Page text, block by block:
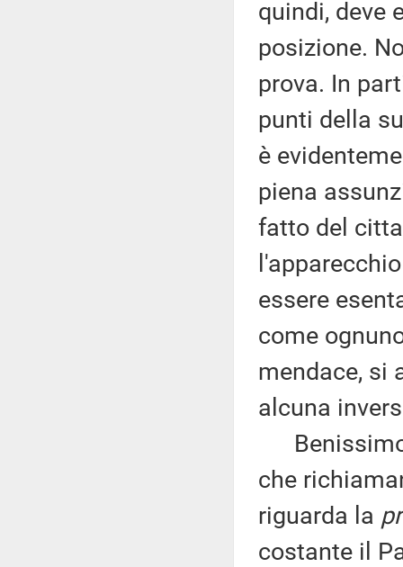
quindi, deve
posizione.
prova. In
punti della
è
piena
fatto del
essere
come
mendace, si
alcuna
Benissimo
che
riguarda la
costante il